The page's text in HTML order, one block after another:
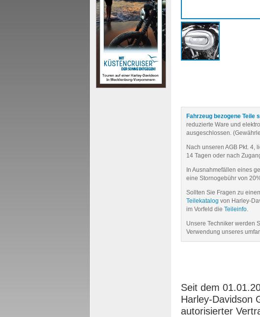
Fahrzeug bezogene Teile
reduzierte Ware und
ausgeschlossen.
Nach unseren AGB Pkt. 4,
14 Tagen oder nach
In Ausnahmefällen eines
eine Stornogebühr von
Sollten Sie Fragen zu
Teilekatalog von Harley-
im Vorfeld die Teileinfo.
Unsere Techniker werden
Verwendung unseres
Seit dem
Harley-Davidson
autorisierter